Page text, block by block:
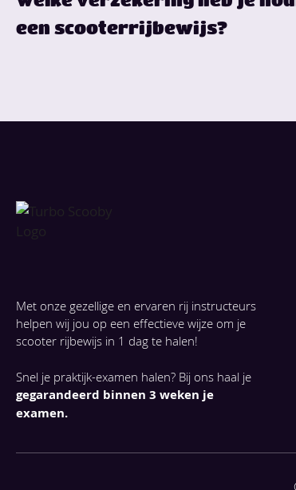
een scooterrijbewijs?
Met onze gezellige en ervaren rij instructeurs
helpen wij jou op een effectieve wijze om je
scooter rijbewijs in 1 dag te halen!
Snel je praktijk-examen halen? Bij ons haal je
gegarandeerd binnen 3 weken je
examen.